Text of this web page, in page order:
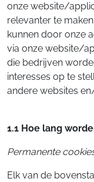
onze website/
relevanter te
kunnen door onze
via onze website/
die bedrijven
interesses op te
andere websites
1.1 Hoe lang
Permanente
Elk van de